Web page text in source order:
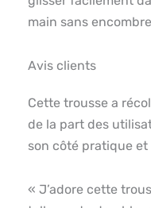
main sans
Avis clients
Cette trousse a
de la part des
son côté pratique
« J’adore cette